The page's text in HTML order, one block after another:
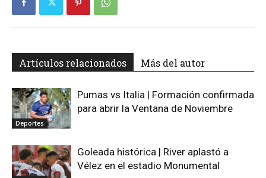
Artículos relacionados Más del autor
Deportes
Pumas vs Italia | Formación confirmada
para abrir la Ventana de Noviembre
Goleada histórica | River aplastó a
Vélez en el estadio Monumental